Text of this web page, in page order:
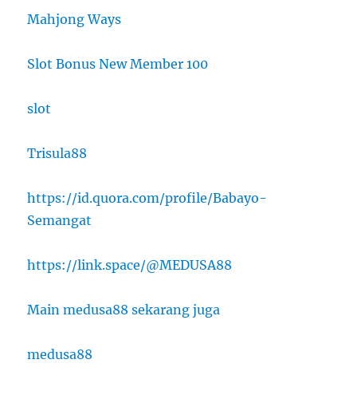
Mahjong Ways
Slot Bonus New Member 100
slot
Trisula88
https://id.quora.com/profile/Babayo-
Semangat
https://link.space/@MEDUSA88
Main medusa88 sekarang juga
medusa88